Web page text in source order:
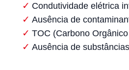
Condutividade elétrica
Ausência de
TOC (Carbono
Ausência de